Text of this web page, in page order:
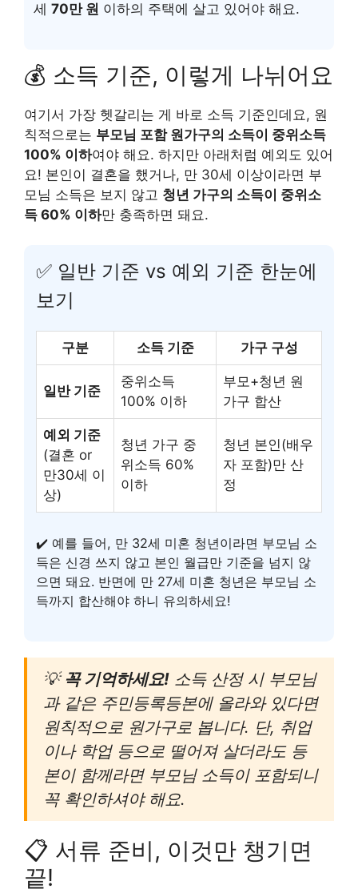
세 70만 원 이하의 주택에 살고 있어야 해요.
💰 소득 기준, 이렇게 나뉘어요
여기서 가장 헷갈리는 게 바로 소득 기준인데요, 원
칙적으로는 부모님 포함 원가구의 소득이 중위소득
100% 이하여야 해요. 하지만 아래처럼 예외도 있어
요! 본인이 결혼을 했거나, 만 30세 이상이라면 부
모님 소득은 보지 않고 청년 가구의 소득이 중위소
득 60% 이하만 충족하면 돼요.
✅ 일반 기준 vs 예외 기준 한눈에
보기
구분 소득 기준 가구 구성
일반 기준
중위소득
100% 이하
부모+청년 원
가구 합산
예외 기준
(결혼 or
만30세 이
상)
청년 가구 중
위소득 60%
이하
청년 본인(배우
자 포함)만 산
정
✔️ 예를 들어, 만 32세 미혼 청년이라면 부모님 소
득은 신경 쓰지 않고 본인 월급만 기준을 넘지 않
으면 돼요. 반면에 만 27세 미혼 청년은 부모님 소
득까지 합산해야 하니 유의하세요!
💡 꼭 기억하세요! 소득 산정 시 부모님
과 같은 주민등록등본에 올라와 있다면
원칙적으로 원가구로 봅니다. 단, 취업
이나 학업 등으로 떨어져 살더라도 등
본이 함께라면 부모님 소득이 포함되니
꼭 확인하셔야 해요.
📋 서류 준비, 이것만 챙기면
끝!